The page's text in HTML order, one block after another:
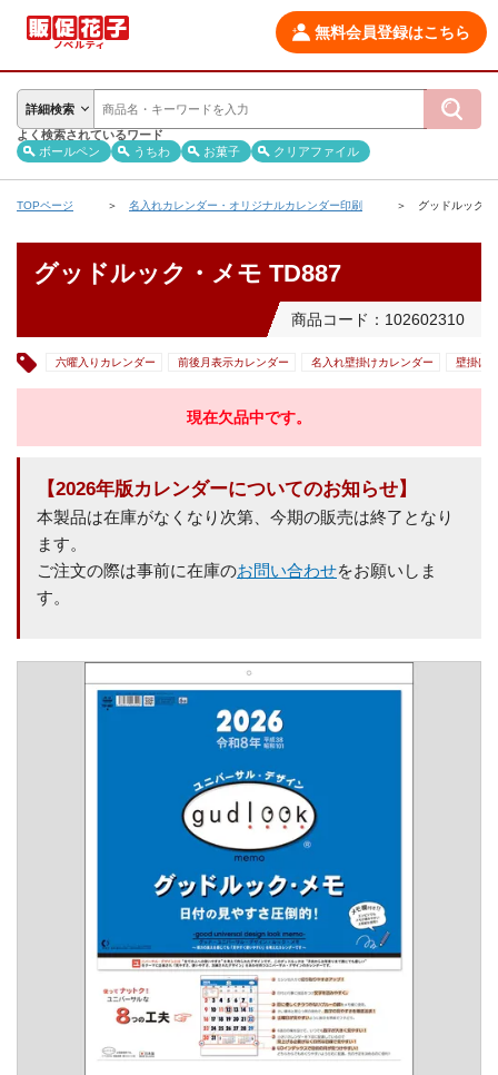
無料会員登録はこちら
詳細検索
よく検索されているワード
ボールペン
うちわ お菓子 クリアファイル
TOPページ 名入れカレンダー・オリジナルカレンダー印刷 グッドルック
グッドルック・メモ TD887
商品コード：102602310
六曜入りカレンダー 前後月表示カレンダー 名入れ壁掛けカレンダー 壁掛け
現在欠品中です。
【2026年版カレンダーについてのお知らせ】
本製品は在庫がなくなり次第、今期の販売は終了となり
ます。
ご注文の際は事前に在庫のお問い合わせをお願いしま
す。